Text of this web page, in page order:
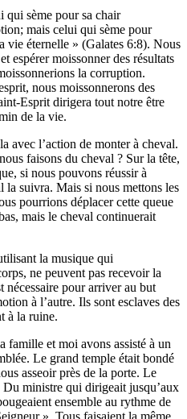
sème pour sa chair
mais celui qui sème pour
vie éternelle » (Galates 6:8). Nous
espérer moissonner des résultats
la corruption.
nous moissonnerons des
Esprit dirigera tout notre être
de la vie.
avec l’action de monter à cheval.
faisons du cheval ? Sur la tête,
si nous pouvons réussir à
la suivra. Mais si nous mettons les
pourrions déplacer cette queue
mais le cheval continuerait
la musique qui
ne peuvent pas recevoir la
nécessaire pour arriver au but
à l’autre. Ils sont esclaves des
à la ruine.
famille et moi avons assisté à un
Le grand temple était bondé
asseoir près de la porte. Le
ministre qui dirigeait jusqu’aux
ensemble au rythme de
». Tous faisaient la même